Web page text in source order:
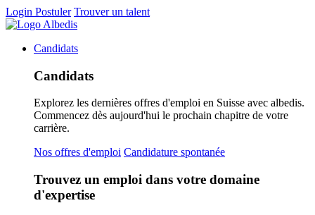
Login Postuler Trouver un talent
Candidats
Candidats
Explorez les dernières offres d'emploi en Suisse avec albedis.
Commencez dès aujourd'hui le prochain chapitre de votre
carrière.
Nos offres d'emploi Candidature spontanée
Trouvez un emploi dans votre domaine
d'expertise